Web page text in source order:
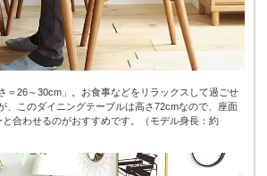
＝26～30cm」。お食事などをリラックスして過ごせ
、このダイニングテーブルは高さ72cmなので、座面
合わせるのがおすすめです。（モデル身長：約